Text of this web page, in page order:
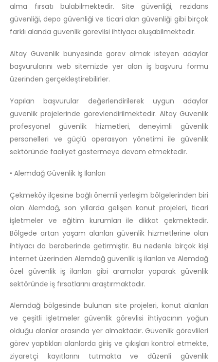
alma fırsatı bulabilmektedir. Site güvenliği, rezidans
güvenliği, depo güvenliği ve ticari alan güvenliği gibi birçok
farklı alanda güvenlik görevlisi ihtiyacı oluşabilmektedir.
Altay Güvenlik bünyesinde görev almak isteyen adaylar
başvurularını web sitemizde yer alan iş başvuru formu
üzerinden gerçekleştirebilirler.
Yapılan başvurular değerlendirilerek uygun adaylar
güvenlik projelerinde görevlendirilmektedir. Altay Güvenlik
profesyonel güvenlik hizmetleri, deneyimli güvenlik
personelleri ve güçlü operasyon yönetimi ile güvenlik
sektöründe faaliyet göstermeye devam etmektedir.
• Alemdağ Güvenlik İş İlanları
Çekmeköy ilçesine bağlı önemli yerleşim bölgelerinden biri
olan Alemdağ, son yıllarda gelişen konut projeleri, ticari
işletmeler ve eğitim kurumları ile dikkat çekmektedir.
Bölgede artan yaşam alanları güvenlik hizmetlerine olan
ihtiyacı da beraberinde getirmiştir. Bu nedenle birçok kişi
internet üzerinden Alemdağ güvenlik iş ilanları ve Alemdağ
özel güvenlik iş ilanları gibi aramalar yaparak güvenlik
sektöründe iş fırsatlarını araştırmaktadır.
Alemdağ bölgesinde bulunan site projeleri, konut alanları
ve çeşitli işletmeler güvenlik görevlisi ihtiyacının yoğun
olduğu alanlar arasında yer almaktadır. Güvenlik görevlileri
görev yaptıkları alanlarda giriş ve çıkışları kontrol etmekte,
ziyaretçi kayıtlarını tutmakta ve düzenli güvenlik